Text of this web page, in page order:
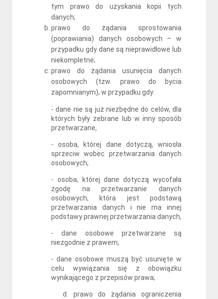
tym prawo do uzyskania kopii tych
danych;
prawo do żądania sprostowania
(poprawiania) danych osobowych – w
przypadku gdy dane są nieprawidłowe lub
niekompletne;
prawo do żądania usunięcia danych
osobowych (tzw. prawo do bycia
zapomnianym), w przypadku gdy:
- dane nie są już niezbędne do celów, dla
których były zebrane lub w inny sposób
przetwarzane,
- osoba, której dane dotyczą, wniosła
sprzeciw wobec przetwarzania danych
osobowych,
- osoba, której dane dotyczą wycofała
zgodę na przetwarzanie danych
osobowych, która jest podstawą
przetwarzania danych i nie ma innej
podstawy prawnej przetwarzania danych,
- dane osobowe przetwarzane są
niezgodnie z prawem,
- dane osobowe muszą być usunięte w
celu wywiązania się z obowiązku
wynikającego z przepisów prawa;
d. prawo do żądania ograniczenia